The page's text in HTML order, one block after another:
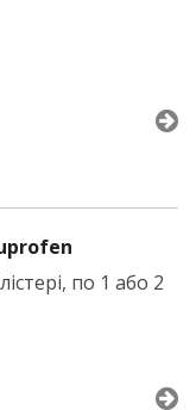
по 1 або 2